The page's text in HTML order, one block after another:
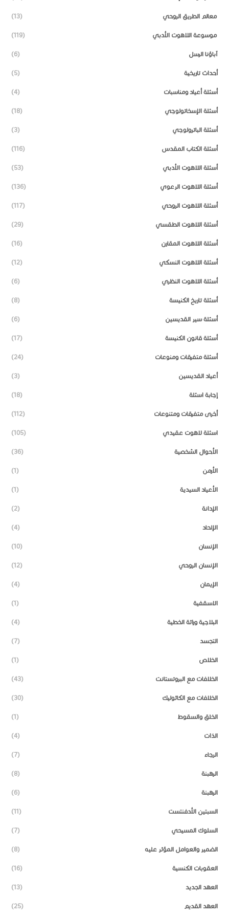
معالم الطريق الروحي (13)
موسوعة اللاهوت الأدبي (119)
آباؤنا الرسل (6)
أحداث تاريخية (5)
أسئلة أعياد ومناسبات (4)
أسئلة الإسخاتولوجي (18)
أسئلة الباترولوجي (3)
أسئلة الكتاب المقدس (116)
أسئلة اللاهوت الأدبي (53)
أسئلة اللاهوت الرعوي (136)
أسئلة اللاهوت الروحي (117)
أسئلة اللاهوت الطقسي (29)
أسئلة اللاهوت المقارن (16)
أسئلة اللاهوت النسكي (12)
أسئلة اللاهوت النظري (6)
أسئلة تاريخ الكنيسة (8)
أسئلة سير القديسين (6)
أسئلة قانون الكنيسة (17)
أسئلة متفرقات ومنوعات (24)
أعياد القديسين (3)
إجابة اسئلة (18)
أخرى متفرقات ومتنوعات (112)
اسئلة لاهوت عقيدي (105)
الأحوال الشخصية (36)
الأرمن (1)
الأعياد السيدية (1)
الإدانة (2)
الإلحاد (4)
الإنسان (10)
الإنسان الروحي (12)
الإيمان (4)
الاسقفية (1)
البلاجية وراثة الخطية (4)
التجسد (7)
الخلاص (1)
الخلافات مع البروتستانت (43)
الخلافات مع الكاثوليك (30)
الخلق والسقوط (1)
الذات (4)
الرجاء (7)
الرهبنة (8)
الرهبنة (6)
السبتين الأدفنتست (11)
السلوك المسيحي (7)
الضمير والعوامل المؤثر عليه (8)
العقوبات الكنسية (16)
العهد الجديد (13)
العهد القديم (25)